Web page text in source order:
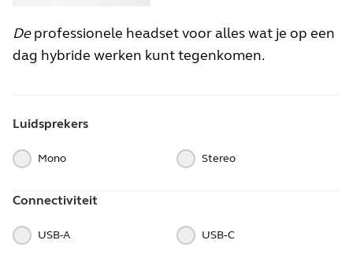
Deprofessionele headset voor alles wat je op een
dag hybride werken kunt tegenkomen.
Luidsprekers
Mono Stereo
Connectiviteit
USB-A USB‑C